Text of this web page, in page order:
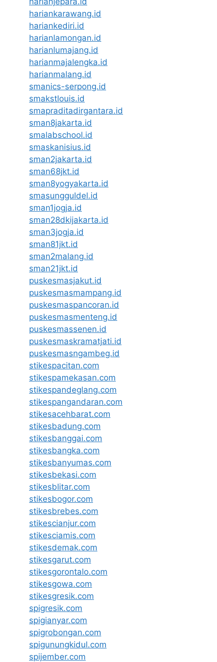
hariankarawang.id
hariankediri.id
harianlamongan.id
harianlumajang.id
harianmajalengka.id
harianmalang.id
smanics-serpong.id
smakstlouis.id
smapraditadirgantara.id
sman8jakarta.id
smalabschool.id
smaskanisius.id
sman2jakarta.id
sman68jkt.id
sman8yogyakarta.id
smasungguldel.id
sman1jogja.id
sman28dkijakarta.id
sman3jogja.id
sman81jkt.id
sman2malang.id
sman21jkt.id
puskesmasjakut.id
puskesmasmampang.id
puskesmaspancoran.id
puskesmasmenteng.id
puskesmassenen.id
puskesmaskramatjati.id
puskesmasngambeg.id
stikespacitan.com
stikespamekasan.com
stikespandeglang.com
stikespangandaran.com
stikesacehbarat.com
stikesbadung.com
stikesbanggai.com
stikesbangka.com
stikesbanyumas.com
stikesbekasi.com
stikesblitar.com
stikesbogor.com
stikesbrebes.com
stikescianjur.com
stikesciamis.com
stikesdemak.com
stikesgarut.com
stikesgorontalo.com
stikesgowa.com
stikesgresik.com
spigresik.com
spigianyar.com
spigrobongan.com
spigunungkidul.com
spijember.com